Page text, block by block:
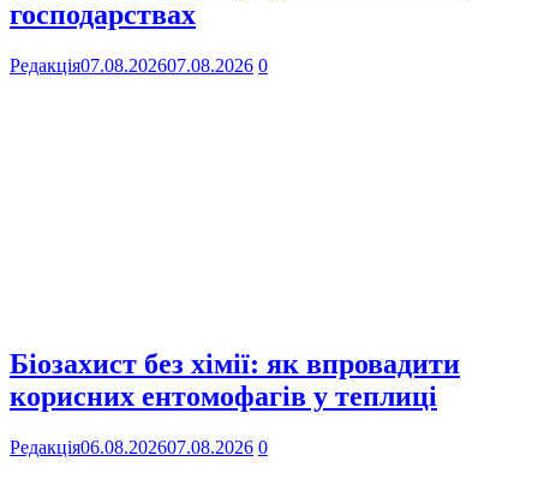
господарствах
Редакція07.08.202607.08.2026 0
Біозахист без хімії: як впровадити
корисних ентомофагів у теплиці
Редакція06.08.202607.08.2026 0